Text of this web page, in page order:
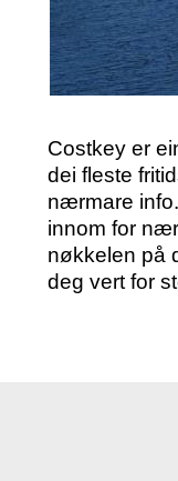
Costkey er
dei fleste
nærmare
innom for
nøkkelen på
deg vert for